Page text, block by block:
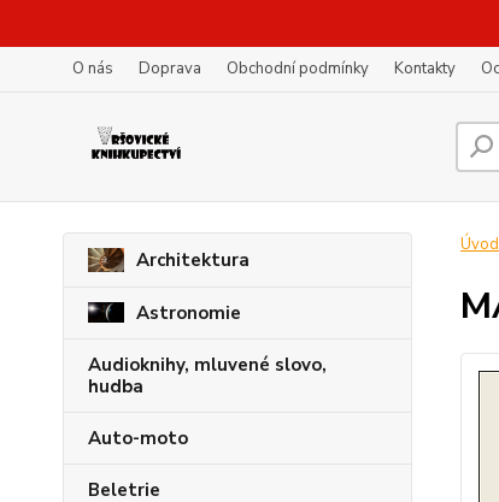
O nás Doprava Obchodní podmínky Kontakty
Architektura
Astronomie
Audioknihy, mluvené slovo,
hudba
Auto-moto
Beletrie
Úvod